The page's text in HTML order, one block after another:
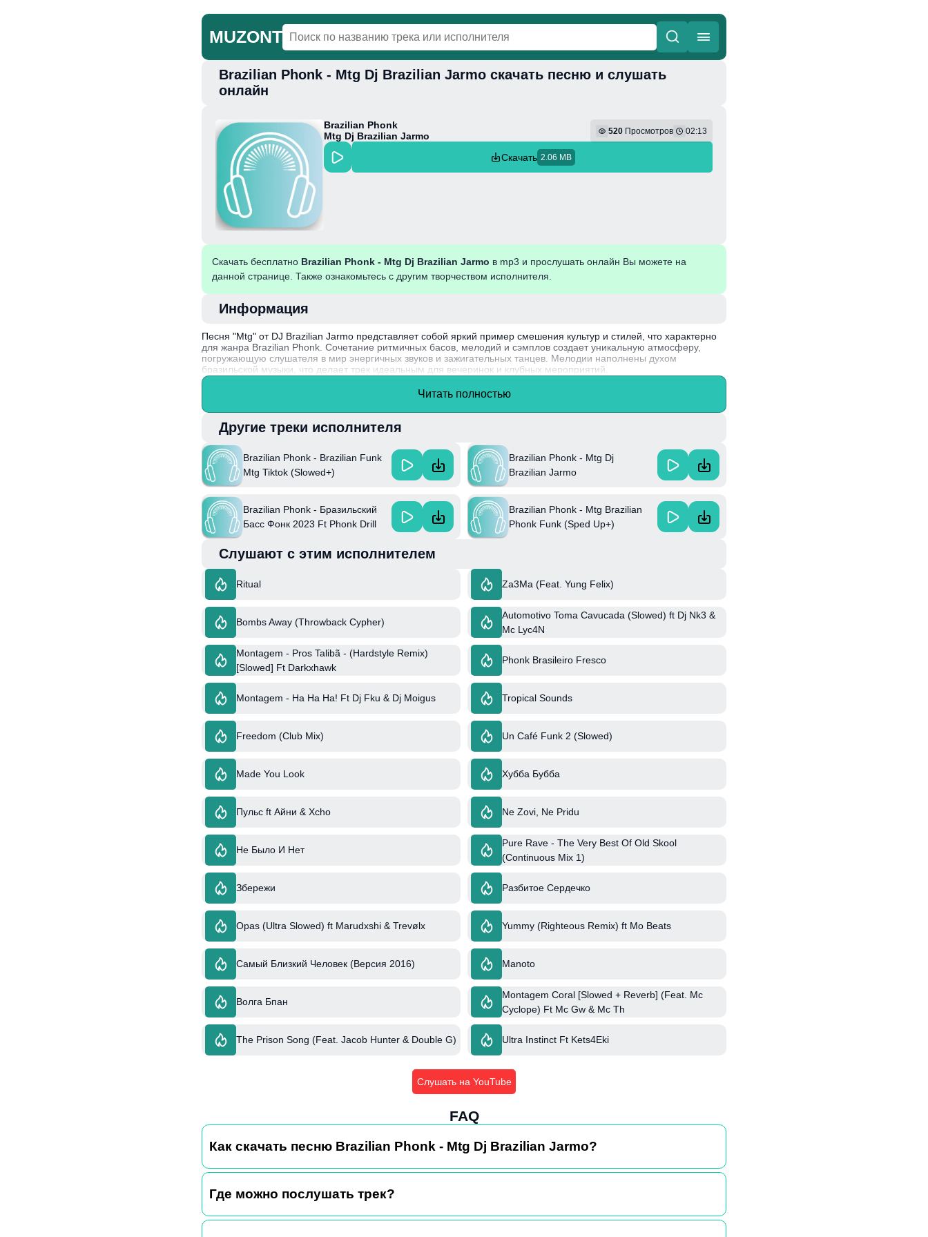
MUZONT
Главная
Brazilian Phonk - Mtg Dj Brazilian Jarmo скачать песню и слушать
онлайн
Brazilian Phonk
Mtg Dj Brazilian Jarmo
520 Просмотров 02:13
Скачать 2.06 MB
Скачать бесплатно Brazilian Phonk - Mtg Dj Brazilian Jarmo в mp3 и прослушать онлайн Вы можете на
данной странице. Также ознакомьтесь с другим творчеством исполнителя.
Информация
Песня "Mtg" от DJ Brazilian Jarmo представляет собой яркий пример смешения культур и стилей, что характерно
для жанра Brazilian Phonk. Сочетание ритмичных басов, мелодий и сэмплов создает уникальную атмосферу,
погружающую слушателя в мир энергичных звуков и зажигательных танцев. Мелодии наполнены духом
бразильской музыки, что делает трек идеальным для вечеринок и клубных мероприятий.
DJ Brazilian Jarmo активно работает в музыкальной сфере, комбинируя традиционные элементы с современными
среди любителей электронной музыки, благодаря своей способности пробуждать эмоции и вдохновлять.
Читать полностью
Другие треки исполнителя
Brazilian Phonk - Brazilian Funk
Mtg Tiktok (Slowed+)
Brazilian Phonk - Mtg Dj
Brazilian Jarmo
Brazilian Phonk - Бразильский
Басс Фонк 2023 Ft Phonk Drill
Mix & Nikoneplay & Mvplaya &
Brazilian Phonk - Mtg Brazilian
Phonk Funk (Sped Up+)
Слушают с этим исполнителем
Ritual Za3Ma (Feat. Yung Felix)
Bombs Away (Throwback Cypher)
Automotivo Toma Cavucada (Slowed) ft Dj Nk3 &
Mc Lyc4N
Montagem - Pros Talibã - (Hardstyle Remix)
[Slowed] Ft Darkxhawk
Phonk Brasileiro Fresco
Montagem - Ha Ha Ha! Ft Dj Fku & Dj Moigus Tropical Sounds
Freedom (Club Mix) Un Café Funk 2 (Slowed)
Made You Look Хубба Бубба
Пульс ft Айни & Xcho Ne Zovi, Ne Pridu
Не Было И Нет
Pure Rave - The Very Best Of Old Skool
(Continuous Mix 1)
Збережи Разбитое Сердечко
Opas (Ultra Slowed) ft Marudxshi & Trevølx Yummy (Righteous Remix) ft Mo Beats
Самый Близкий Человек (Версия 2016) Manoto
Волга Бпан
Montagem Coral [Slowed + Reverb] (Feat. Mc
Cyclope) Ft Mc Gw & Mc Th
The Prison Song (Feat. Jacob Hunter & Double G) Ultra Instinct Ft Kets4Eki
Слушать на YouTube
FAQ
Как скачать песню Brazilian Phonk - Mtg Dj Brazilian Jarmo?
Где можно послушать трек?